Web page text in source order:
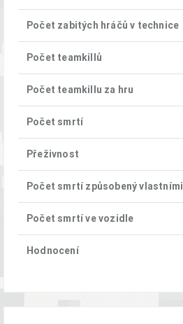
Počet zabitých hráčů v technice
Počet teamkillů
Počet teamkillu za hru
Počet smrtí
Přeživnost
Počet smrtí způsobený vlastními
Počet smrtí ve vozidle
Hodnocení